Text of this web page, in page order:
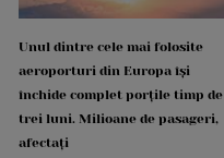
Unul dintre cele mai folosite
aeroporturi din Europa își
închide complet porțile timp de
trei luni. Milioane de pasageri,
afectați